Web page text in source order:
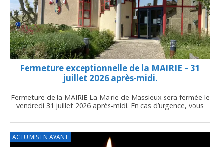
Fermeture exceptionnelle de la MAIRIE – 31
juillet 2026 après-midi.
Fermeture de la MAIRIE La Mairie de Massieux sera fermée le
vendredi 31 juillet 2026 après-midi. En cas d’urgence, vous
ACTU MIS EN AVANT